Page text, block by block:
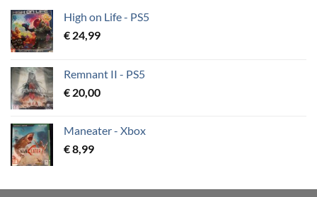
High on Life - PS5
€ 24,99
Remnant II - PS5
€ 20,00
Maneater - Xbox
€8,99